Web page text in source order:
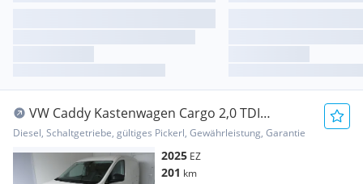
VW Caddy Kastenwagen Cargo 2,0 TDI
Transporter / Kastenwagen
Diesel, Schaltgetriebe, gültiges Pickerl, Gewährleistung, Garantie
2025 EZ
201 km